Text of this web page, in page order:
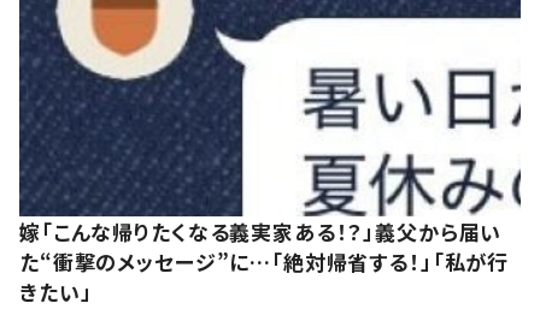
嫁「こんな帰りたくなる義実家ある！？」義父から届い
た“衝撃のメッセージ”に…「絶対帰省する！」「私が行
きたい」